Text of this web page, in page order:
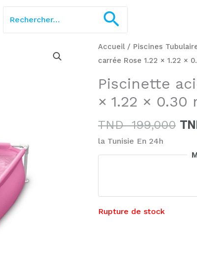
Rechercher
Accueil / Piscines
carrée Rose 1.22 × 1.22 ×
Piscinette
× 1.22 × 0.30
TND199,000
Le
la Tunisie En 24h
Rupture de stock